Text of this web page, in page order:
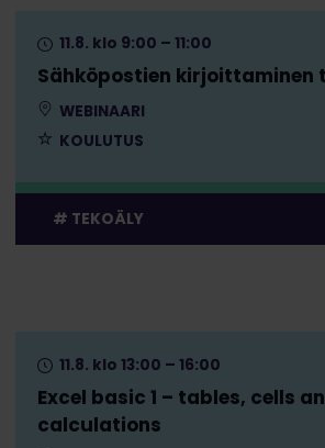
Sähköpostien kirjoittaminen
11.8. klo 9:00 – 11:00
WEBINAARI
KOULUTUS
TEKOÄLY
Excel basic 1 – tables, cells
calculations
11.8. klo 13:00 – 16:00